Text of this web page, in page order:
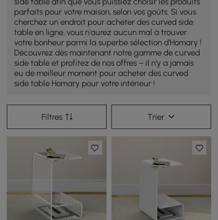
parfaits pour votre maison, selon vos goûts. Si vous
cherchez un endroit pour acheter des curved side
table en ligne, vous n'aurez aucun mal à trouver
votre bonheur parmi la superbe sélection d'Homary !
Découvrez dès maintenant notre gamme de curved
side table et profitez de nos offres – il n'y a jamais
eu de meilleur moment pour acheter des curved
side table Homary pour votre intérieur !
Filtres Trier